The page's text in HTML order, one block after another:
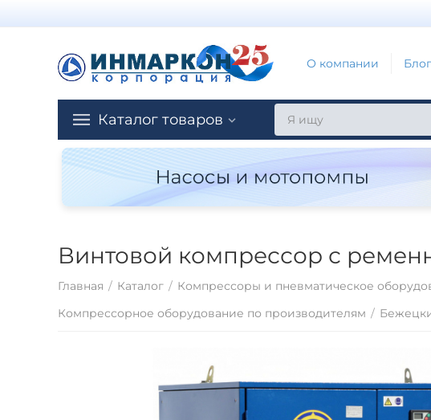
О компании Блог
Каталог товаров
Винтовой компрессор с
Главная / Каталог / Компрессоры и пневматическое
Компрессорное оборудование по производителям /